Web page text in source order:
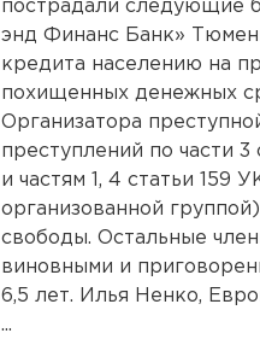
пострадали следующие
энд Финанс Банк»
кредита населению на
похищенных денежных
Организатора
преступлений по части
и частям 1, 4 статьи
организованной
свободы. Остальные
виновными и
6,5 лет. Илья Ненко,
...